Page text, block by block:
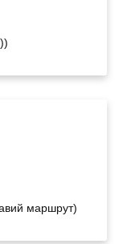
маршрут)